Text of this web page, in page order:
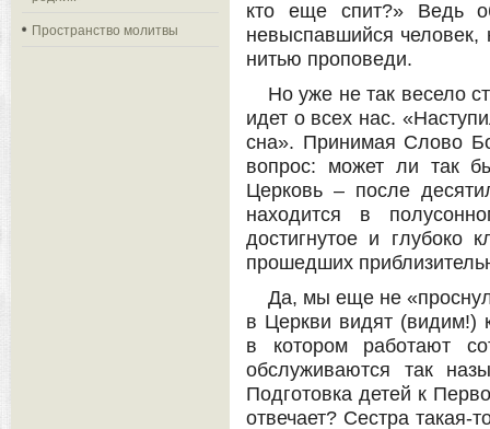
Пространство молитвы
кто еще спит?» Ведь
невыспавшийся человек,
нитью проповеди.
Но уже не так весело
идет о всех нас.
сна». Принимая Слово
вопрос: может ли так
Церковь – после
находится в
достигнутое и глубоко
прошедших
Да, мы еще не
в Церкви видят (видим!)
в котором работают
обслуживаются так
Подготовка детей к
отвечает? Сестра такая-